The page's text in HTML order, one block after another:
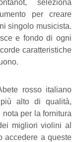
seleziona
per creare
singolo musicista.
e fondo di ogni
caratteristiche
rosso italiano
alto di qualità,
per la fornitura
migliori violini al
accedere a queste